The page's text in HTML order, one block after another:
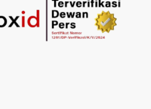
Hunian Bersubsidi dengan Konsep
Dolar AS
Pasien BPJS Kesehatan Viral